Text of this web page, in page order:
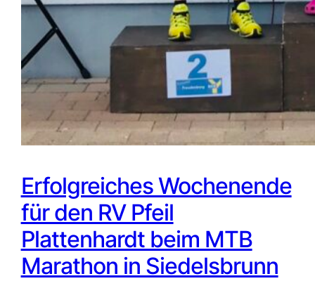
Erfolgreiches Wochenende
für den RV Pfeil
Plattenhardt beim MTB
Marathon in Siedelsbrunn